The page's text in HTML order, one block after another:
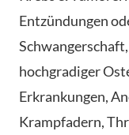
Entzündungen
hochgradiger
Erkrankungen,
Krampfadern,